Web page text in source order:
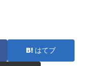
はてブ